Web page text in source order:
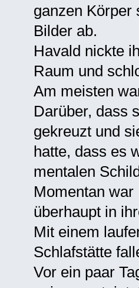
ganzen Körper
Bilder ab.
Havald nickte
Raum und
Am meisten
Darüber, dass
gekreuzt und
hatte, dass es
mentalen
Momentan
überhaupt in
Mit einem
Schlafstätte
Vor ein paar